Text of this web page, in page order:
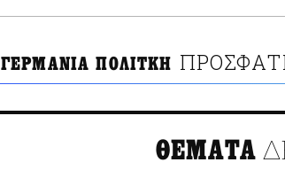
ΓΕΡΜΑΝΙΑ ΠΟΛΙΤΚΗ
ΘΕΜΑΤΑ